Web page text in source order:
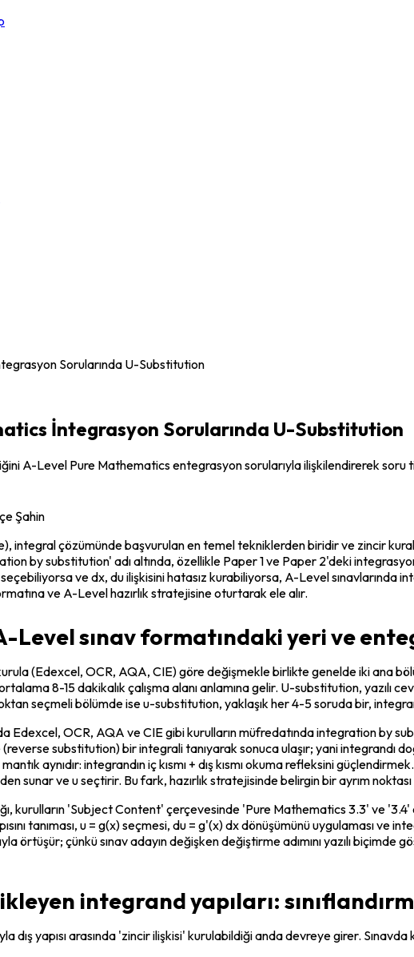
Sorularında U-Substitution
İntegrasyon Sorularında U-Substitution
A-Level Pure Mathematics entegrasyon sorularıyla ilişkilendirerek soru
Şahin
çözümünde başvurulan en temel tekniklerden biridir ve zincir
by substitution' adı altında, özellikle Paper 1 ve Paper 2'deki
ve dx, du ilişkisini hatasız kurabiliyorsa, A-Level sınavlarında
ve A-Level hazırlık stratejisine oturtarak ele alır.
Level sınav formatındaki yeri ve
(Edexcel, OCR, AQA, CIE) göre değişmekle birlikte genelde iki ana
8-15 dakikalık çalışma alanı anlamına gelir. U-substitution, yazılı
seçmeli bölümde ise u-substitution, yaklaşık her 4-5 soruda bir,
Edexcel, OCR, AQA ve CIE gibi kurulların müfredatında integration by
substitution) bir integrali tanıyarak sonuca ulaşır; yani integrandı
aynıdır: integrandın iç kısmı + dış kısmı okuma refleksini
sunar ve u seçtirir. Bu fark, hazırlık stratejisinde belirgin bir ayrım
kurulların 'Subject Content' çerçevesinde 'Pure Mathematics 3.3' ve '3.4'
tanıması, u = g(x) seçmesi, du = g'(x) dx dönüşümünü uygulaması
örtüşür; çünkü sınav adayın değişken değiştirme adımını yazılı
integrand yapıları:
dış yapısı arasında 'zincir ilişkisi' kurulabildiği anda devreye girer.